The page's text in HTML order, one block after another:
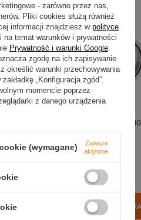
|
BESTSELLER
Method&Feeder 0,23mm |
| 300m
21,50 zł
Kup za: 709.5
pkt
Ilość produktów
DO
- zarówno przez nas,
Pliki cookies służą również
informacji znajdziesz w polityce
na temat warunków i prywatności
Prywatność i warunki Google
zgodę na ich zapisywanie
określić warunki przechowywania
„Konfiguracja zgód”.
momencie poprzez
z danego urządzenia
(wymagane)
Zawsze
aktywne